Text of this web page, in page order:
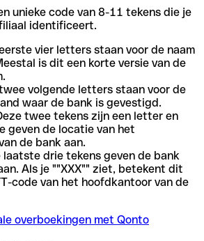
unieke code van 8-11 tekens die je
identificeert.
vier letters staan voor de naam
is dit een korte versie van de
volgende letters staan voor de
waar de bank is gevestigd.
twee tekens zijn een letter en
geven de locatie van het
de bank aan.
laatste drie tekens geven de bank
Als je ""XXX"" ziet, betekent dit
code van het hoofdkantoor van de
overboekingen met Qonto